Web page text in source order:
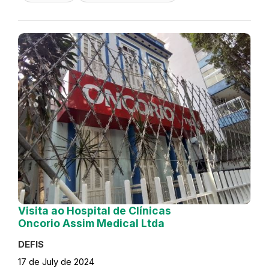
Visita ao Hospital de Clínicas
Oncorio Assim Medical Ltda
DEFIS
17 de July de 2024